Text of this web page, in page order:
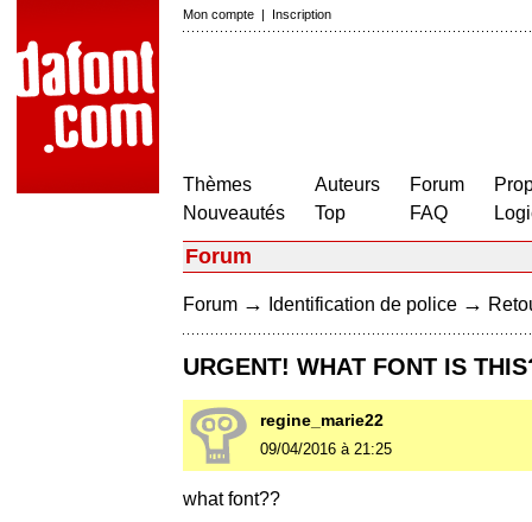
Mon compte | Inscription
Thèmes
Nouveautés
Auteurs
Top
Forum
FAQ
Forum
Forum → Identification de police →
URGENT! WHAT FONT IS
regine_marie22
09/04/2016 à 21:25
what font??